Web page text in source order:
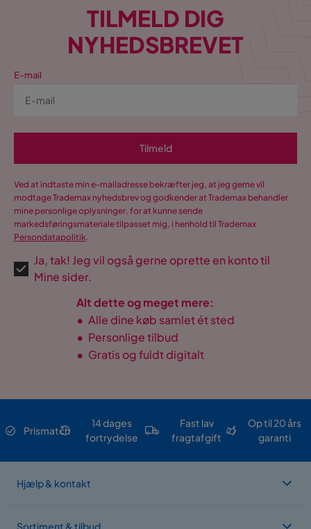
TILMELD DIG
NYHEDSBREVET
E-mail
Tilmeld
Ved at indtaste min e-mailadresse bekræfter jeg, at jeg gerne vil
modtage Trademax nyhedsbrev og godkender at Trademax behandler
mine personlige oplysninger, for at kunne sende
markedsføringsmateriale tilpasset mig, i henhold til Trademax
Persondatapolitik.
Ja, tak! Jeg vil også gerne oprette en konto til
Mine sider.
Alt dette og meget mere:
• Alle dine køb samlet ét sted
• Personlige tilbud
• Gratis og fuldt digitalt
Prismatch
14 dages
fortrydelse
Fast lav
fragtafgift
Op til 20 års
garanti
Hjælp & kontakt
Sortiment & tilbud